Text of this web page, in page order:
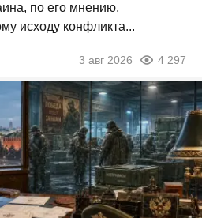
по его мнению,
исходу конфликта...
3 авг 2026 4 297